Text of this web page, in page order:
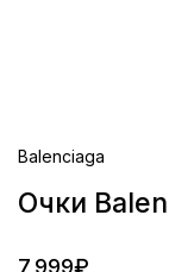
Balenciaga
Очки
7,999₽